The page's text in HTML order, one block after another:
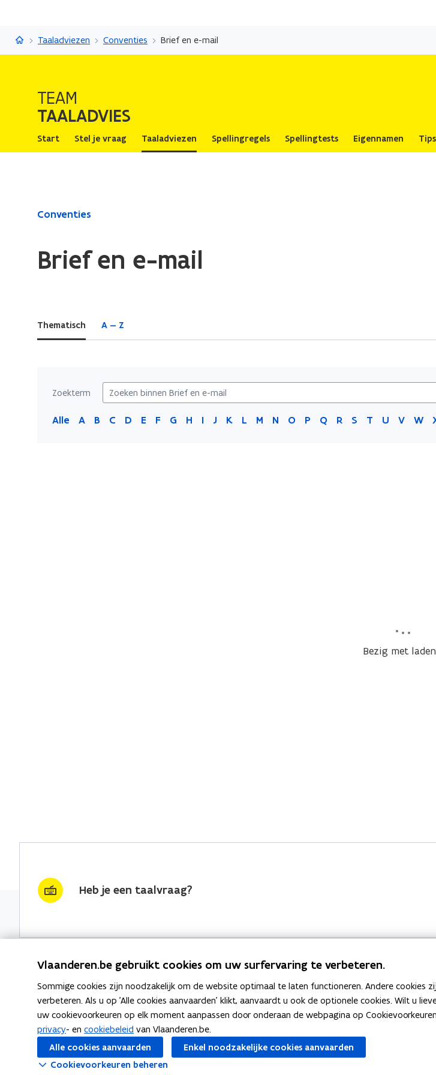
naar
TaaladviesTaaladviezen Conventies Brief en e-mail
TEAM
TAALADVIES
Start Stel je vraag Taaladviezen Spellingregels Spellingtests Eigennamen
Gedaan
Brief
Conventies
Brief en e-mail
Thematisch A — Z
Zoekterm
Alle A B C D E F G H I J K L M N O P Q R S T U V W
Bezig met
Heb je een taalvraag?
Nieuwsbrief krijgen?
vraag & woord van de week
wekelijks in je mailbox
Schrijf je in
Thema's
Spellingregels
Vlaanderen.be gebruikt cookies om uw surfervaring te verbeteren.
Sommige cookies zijn noodzakelijk om de website optimaal te laten functioneren. Andere
verbeteren. Als u op 'Alle cookies aanvaarden' klikt, aanvaardt u ook de optionele cookies. Wilt u
uw cookievoorkeuren op elk moment aanpassen door onderaan de webpagina op
privacy- en cookiebeleid van Vlaanderen.be.
Alle cookies aanvaarden
Enkel noodzakelijke cookies aanvaarden
Cookievoorkeuren beheren